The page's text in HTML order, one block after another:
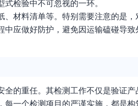
检验中不可忽视的一环。
材料清单等。特别需要注意的是
应做好防护，避免因运输磕碰导
的重任。其检测工作不仅是验证
一个检测项目的严谨实施，都是